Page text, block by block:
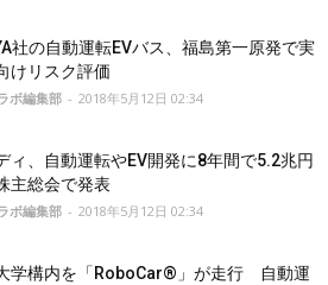
社の自動運転EVバス、福島第一原発で実
けリスク評価
ボ編集部 - 2018年5月12日 02:34
ィ、自動運転やEV開発に8年間で5.2兆円
総会で発表
ボ編集部 - 2018年5月12日 02:34
学構内を「RoboCar®」が走行 自動運